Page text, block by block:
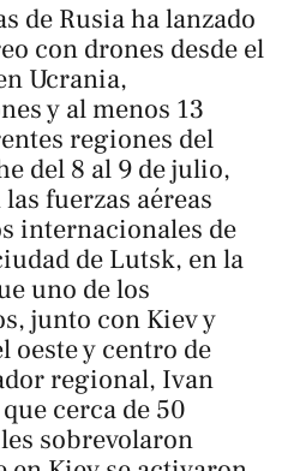
de Rusia ha lanzado
con drones desde el
Ucrania,
y al menos 13
regiones del
del 8 al 9 de julio,
fuerzas aéreas
internacionales de
de Lutsk, en la
uno de los
junto con Kiev y
oeste y centro de
regional, Ivan
cerca de 50
sobrevolaron